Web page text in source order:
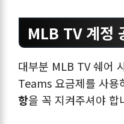
MLB TV 계정
대부분 MLB TV 쉐어
Teams 요금제를 사용
항을 꼭 지켜주셔야 합